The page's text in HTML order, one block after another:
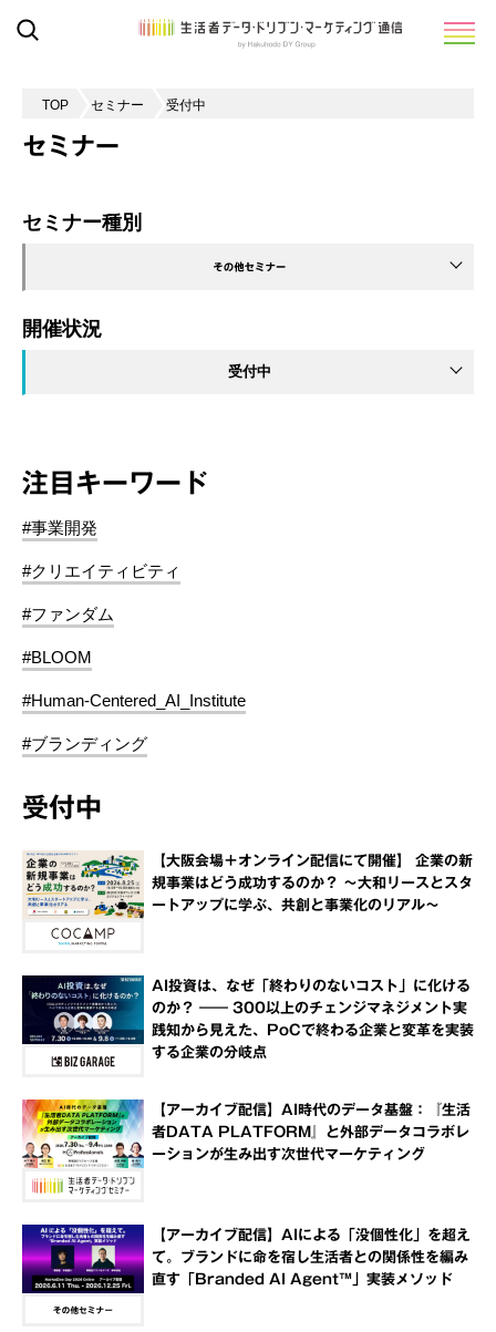
TOP セミナー 受付中
セミナー
セミナー種別
開催状況
受付中
注目キーワード
#事業開発
#クリエイティビティ
#ファンダム
#BLOOM
#Human-Centered_AI_Institute
#ブランディング
受付中
【大阪会場＋オンライン配信にて開催】 企業の新
規事業はどう成功するのか？ ～大和リースとスタ
ートアップに学ぶ、共創と事業化のリアル～
AI投資は、なぜ「終わりのないコスト」に化ける
のか？ ―― 300以上のチェンジマネジメント実
践知から見えた、PoCで終わる企業と変革を実装
する企業の分岐点
【アーカイブ配信】AI時代のデータ基盤：『生活
者DATA PLATFORM』と外部データコラボレ
ーションが生み出す次世代マーケティング
【アーカイブ配信】AIによる「没個性化」を超え
て。ブランドに命を宿し生活者との関係性を編み
直す「Branded AI Agent™」実装メソッド